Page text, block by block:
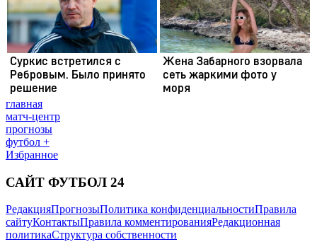
главная
матч-центр
прогнозы
футбол +
Избранное
САЙТ ФУТБОЛ 24
РедакцияПрогнозыПолитика конфиденциальностиПравила
сайтуКонтактыПравила комментированияРедакционная
политикаСтруктура собственности